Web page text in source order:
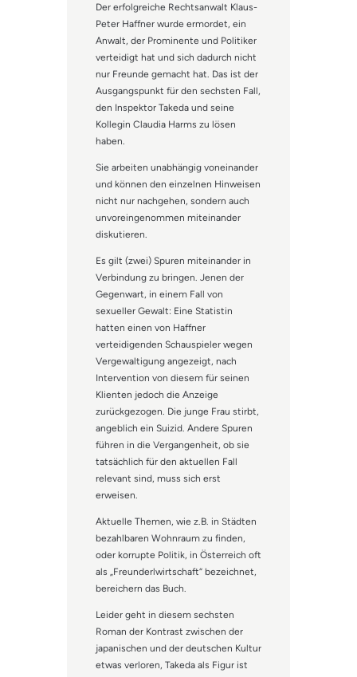
Der erfolgreiche Rechtsanwalt Klaus-
Peter Haffner wurde ermordet, ein
Anwalt, der Prominente und Politiker
verteidigt hat und sich dadurch nicht
nur Freunde gemacht hat. Das ist der
Ausgangspunkt für den sechsten Fall,
den Inspektor Takeda und seine
Kollegin Claudia Harms zu lösen
haben.
Sie arbeiten unabhängig voneinander
und können den einzelnen Hinweisen
nicht nur nachgehen, sondern auch
unvoreingenommen miteinander
diskutieren.
Es gilt (zwei) Spuren miteinander in
Verbindung zu bringen. Jenen der
Gegenwart, in einem Fall von
sexueller Gewalt: Eine Statistin
hatten einen von Haffner
verteidigenden Schauspieler wegen
Vergewaltigung angezeigt, nach
Intervention von diesem für seinen
Klienten jedoch die Anzeige
zurückgezogen. Die junge Frau stirbt,
angeblich ein Suizid. Andere Spuren
führen in die Vergangenheit, ob sie
tatsächlich für den aktuellen Fall
relevant sind, muss sich erst
erweisen.
Aktuelle Themen, wie z.B. in Städten
bezahlbaren Wohnraum zu finden,
oder korrupte Politik, in Österreich oft
als „Freunderlwirtschaft“ bezeichnet,
bereichern das Buch.
Leider geht in diesem sechsten
Roman der Kontrast zwischen der
japanischen und der deutschen Kultur
etwas verloren, Takeda als Figur ist